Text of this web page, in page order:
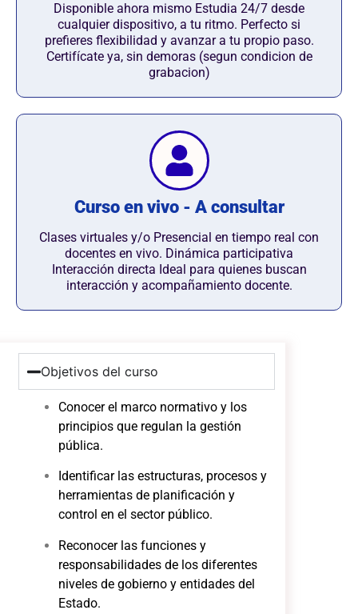
Disponible ahora mismo Estudia 24/7 desde
cualquier dispositivo, a tu ritmo. Perfecto si
prefieres flexibilidad y avanzar a tu propio paso.
Certifícate ya, sin demoras (segun condicion de
grabacion)
Curso en vivo - A consultar
Clases virtuales y/o Presencial en tiempo real con
docentes en vivo. Dinámica participativa
Interacción directa Ideal para quienes buscan
interacción y acompañamiento docente.
Objetivos del curso
Conocer el marco normativo y los
principios que regulan la gestión
pública.
Identificar las estructuras, procesos y
herramientas de planificación y
control en el sector público.
Reconocer las funciones y
responsabilidades de los diferentes
niveles de gobierno y entidades del
Estado.